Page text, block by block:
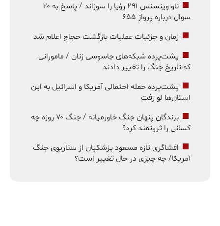
ناو وینسنس ۲۹۱ رؤیا را سوزاند / پاسخ به ۲۰
سوال درباره پرواز ۶۵۵
زمان و جزئیات عملیات بازگشت حجاج اعلام شد
پشت‌پرده شبکه‌های جاسوسی زنان / مامورانی
که تاریخ جنگ را تغییر دادند
پشت‌پرده حمله احتمالی آمریکا و اسرائیل به این
استان‌ها لو رفت
برندگان پنهان جنگ خاورمیانه / جنگ ۷۰ روزه چه
کسانی را ثروتمند کرد؟
افشاگری تازه مسعود پزشکیان از سناریوی جنگ
آمریکا/ چه چیزی در حال تغییر است؟